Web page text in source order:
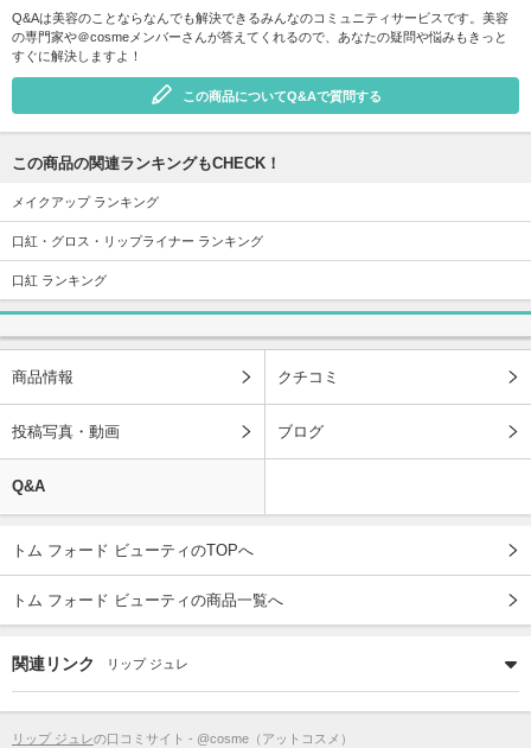
Q&Aは美容のことならなんでも解決できるみんなのコミュニティサービスです。美容
の専門家や＠cosmeメンバーさんが答えてくれるので、あなたの疑問や悩みもきっと
すぐに解決しますよ！
この商品についてQ&Aで質問する
この商品の関連ランキングもCHECK！
メイクアップ ランキング
口紅・グロス・リップライナー ランキング
口紅 ランキング
商品情報 クチコミ
投稿写真・動画 ブログ
Q&A
トム フォード ビューティのTOPへ
トム フォード ビューティの商品一覧へ
関連リンク リップ ジュレ
リップ ジュレの口コミサイト - @cosme（アットコスメ）